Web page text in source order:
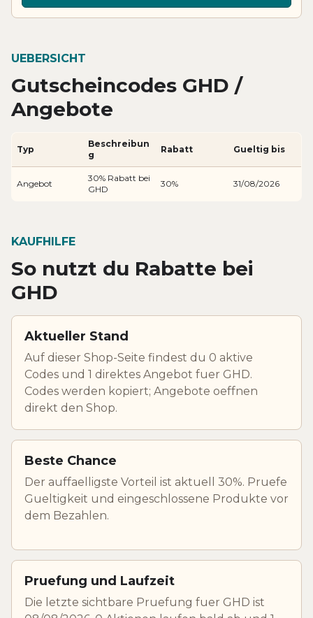
UEBERSICHT
Gutscheincodes GHD /
Angebote
Typ
Beschreibun
g
Rabatt Gueltig bis
Angebot
30% Rabatt bei
GHD
30% 31/08/2026
KAUFHILFE
So nutzt du Rabatte bei
GHD
Aktueller Stand
Auf dieser Shop-Seite findest du 0 aktive
Codes und 1 direktes Angebot fuer GHD.
Codes werden kopiert; Angebote oeffnen
direkt den Shop.
Beste Chance
Der auffaelligste Vorteil ist aktuell 30%. Pruefe
Gueltigkeit und eingeschlossene Produkte vor
dem Bezahlen.
Pruefung und Laufzeit
Die letzte sichtbare Pruefung fuer GHD ist